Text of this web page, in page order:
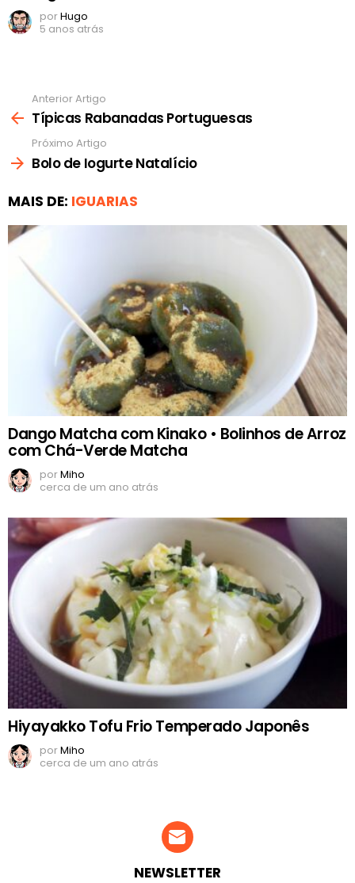
porHugo
5 anos atrás
mais
Anterior Artigo
Típicas Rabanadas Portuguesas
Próximo Artigo
Bolo de Iogurte Natalício
MAIS DE: IGUARIAS
Dango Matcha com Kinako • Bolinhos de Arroz
com Chá-Verde Matcha
porMiho
cerca de um ano atrás
Hiyayakko Tofu Frio Temperado Japonês
porMiho
cerca de um ano atrás
NEWSLETTER